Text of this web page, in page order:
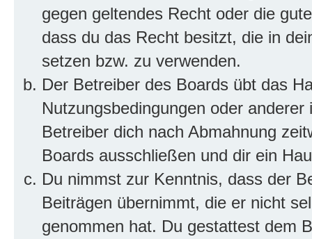
gegen geltendes Recht oder die
dass du das Recht besitzt, die in
setzen bzw. zu verwenden.
Der Betreiber des Boards übt das
Nutzungsbedingungen oder
Betreiber dich nach Abmahnung
Boards ausschließen und dir ein
Du nimmst zur Kenntnis, dass der
Beiträgen übernimmt, die er nicht
genommen hat. Du gestattest dem